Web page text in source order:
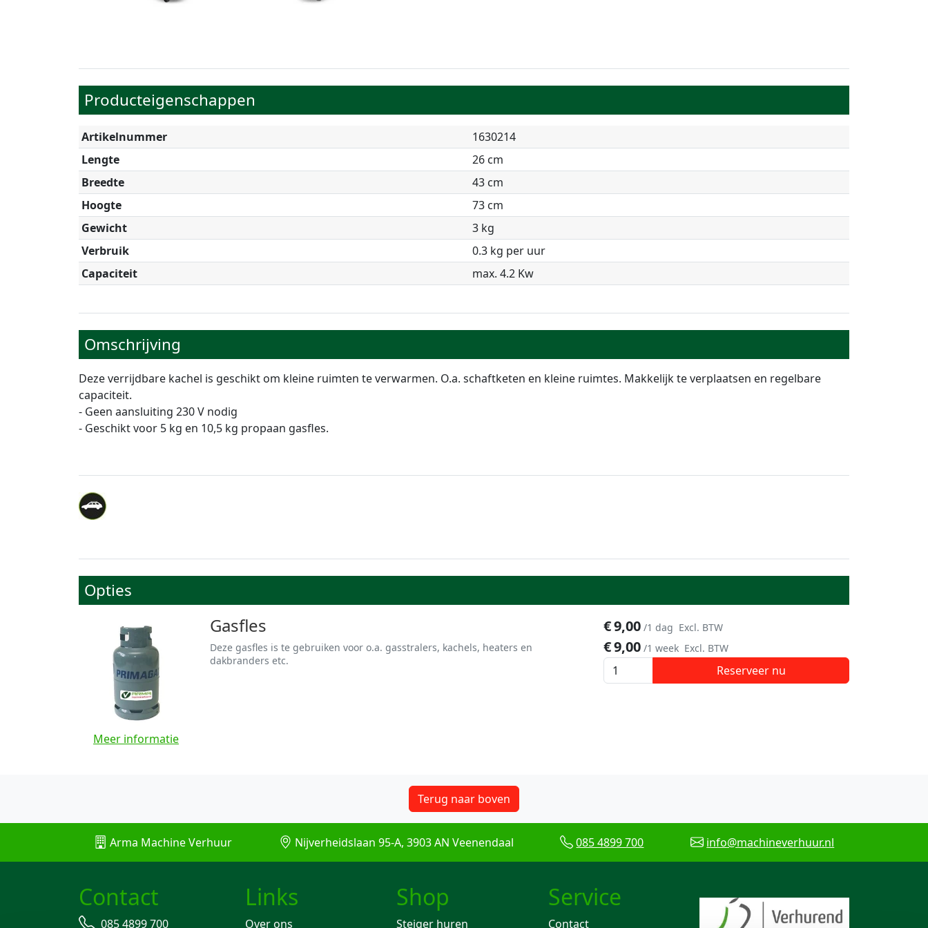
Producteigenschappen
Artikelnummer
1630214
Lengte
26 cm
Breedte
43 cm
Hoogte
73 cm
Gewicht
3 kg
Verbruik
0.3 kg per uur
Capaciteit
max. 4.2 Kw
Omschrijving
Deze verrijdbare kachel is geschikt om kleine ruimten te verwarmen. O.a. schaftketen en kleine ruimtes. Makkelijk te verplaatsen en regelbare
capaciteit.
- Geen aansluiting 230 V nodig
- Geschikt voor 5 kg en 10,5 kg propaan gasfles.
Opties
Meer informatie
€9,00 /1 dag Excl. BTW
€9,00 /1 week Excl. BTW
Reserveer nu
Gasfles
Deze gasfles is te gebruiken voor o.a. gasstralers, kachels, heaters en
dakbranders etc.
Terug naar boven
Arma Machine Verhuur Nijverheidslaan 95-A, 3903 AN Veenendaal 085 4899 700 info@machineverhuur.nl
Contact
085 4899 700
Links
Over ons
Shop
Steiger huren
Service
Contact